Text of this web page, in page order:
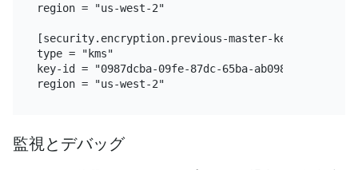
region = "us-west-2"
[security.encryption.previous-master-key]
type = "kms"
key-id = "0987dcba-09fe-87dc-65ba-ab0987654321"
監視とデバッグ